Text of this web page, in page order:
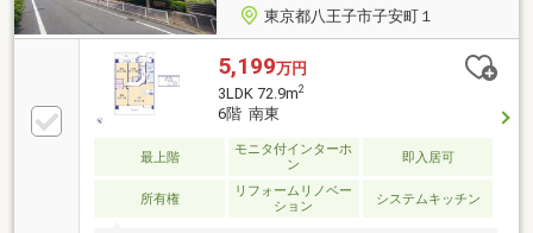
東京都八王子市子安町１
5,199万円
3LDK 72.9m2
6階 南東
最上階
モニタ付インターホ
ン
即入居可
所有権
リフォームリノベー
ション
システムキッチン